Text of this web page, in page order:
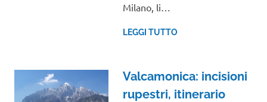
Milano, li…
LEGGI TUTTO
Valcamonica: incisioni
rupestri, itinerario